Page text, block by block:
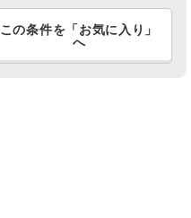
この条件を「お気に入り」
へ